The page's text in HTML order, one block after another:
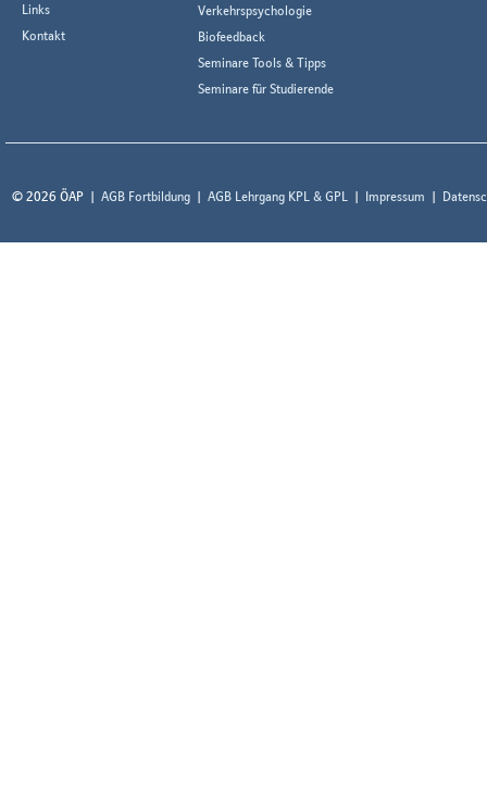
Links
Kontakt
Verkehrspsychologie
Biofeedback
Seminare Tools & Tipps
Seminare für Studierende
© 2026 ÖAP AGB Fortbildung AGB Lehrgang KPL & GPL Impressum